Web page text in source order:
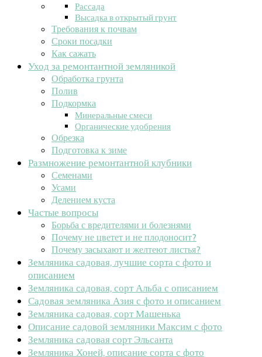
Рассада
Высадка в открытый грунт
Требования к почвам
Сроки посадки
Как сажать
Уход за ремонтантной земляникой
Обработка грунта
Полив
Подкормка
Минеральные смеси
Органические удобрения
Обрезка
Подготовка к зиме
Размножение ремонтантной клубники
Семенами
Усами
Делением куста
Частые вопросы
Борьба с вредителями и болезнями
Почему не цветет и не плодоносит?
Почему засыхают и желтеют листья?
Земляника садовая, лучшие сорта с фото и
описанием
Земляника садовая, сорт Альба с описанием
Садовая земляника Азия с фото и описанием
Земляника садовая, сорт Машенька
Описание садовой земляники Максим с фото
Земляника садовая сорт Эльсанта
Земляника Хоней, описание сорта с фото